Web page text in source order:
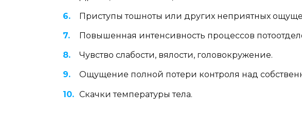
Приступы тошноты или других неприятных
Повышенная интенсивность процессов
Чувство слабости, вялости, головокружение.
Ощущение полной потери контроля над
Скачки температуры тела.